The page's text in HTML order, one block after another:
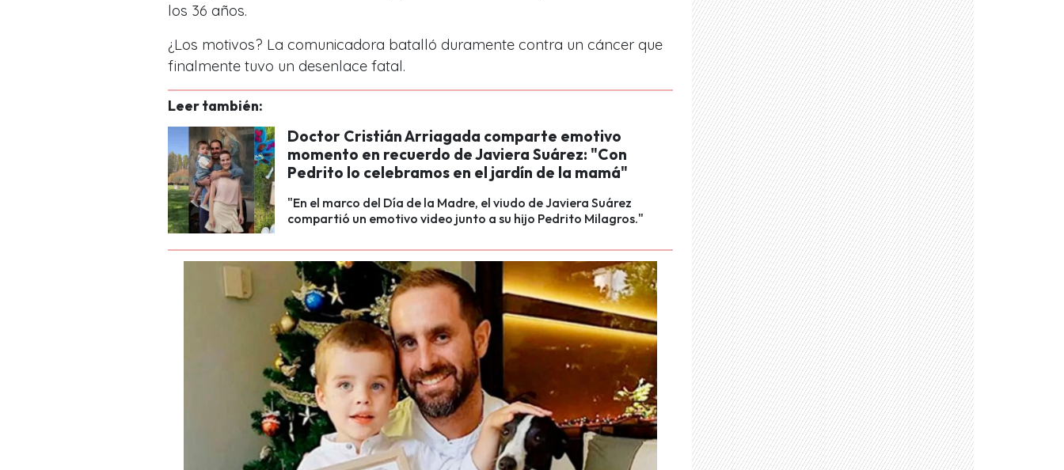
los 36 años.
¿Los motivos? La comunicadora batalló duramente contra un cáncer que
finalmente tuvo un desenlace fatal.
Leer también:
Doctor Cristián Arriagada comparte emotivo
momento en recuerdo de Javiera Suárez: "Con
Pedrito lo celebramos en el jardín de la mamá"
"En el marco del Día de la Madre, el viudo de Javiera Suárez
compartió un emotivo video junto a su hijo Pedrito Milagros."